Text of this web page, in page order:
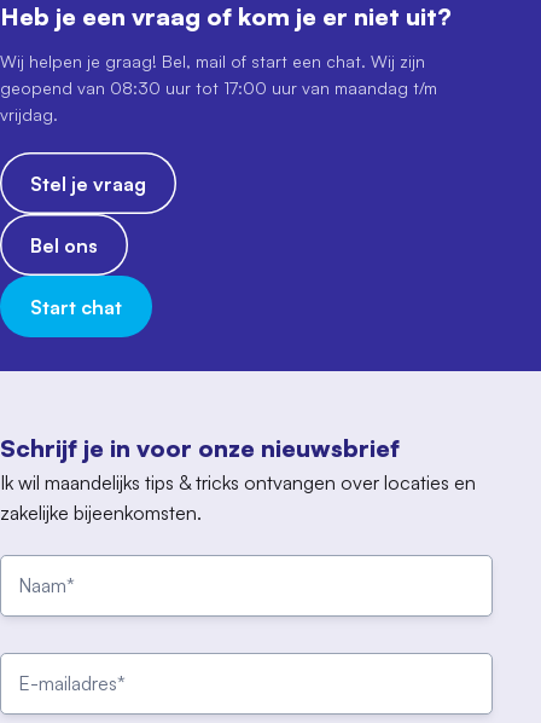
Schrijf je in voor onze nieuwsbrief
Ik wil maandelijks tips & tricks ontvangen over locaties en
zakelijke bijeenkomsten.
Heb je een vraag of kom je er niet uit?
Wij helpen je graag! Bel, mail of start een chat. Wij zijn
geopend van 08:30 uur tot 17:00 uur van maandag t/m
vrijdag.
Stel je vraag
Bel ons
Start chat